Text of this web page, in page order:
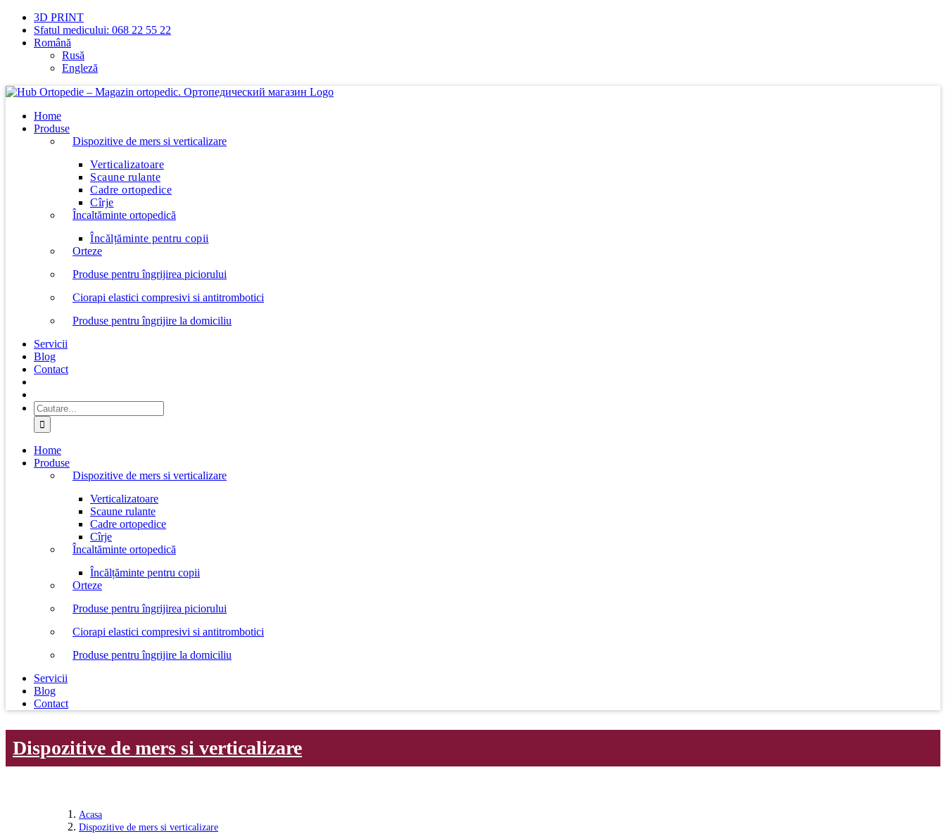
Skip
content
3D PRINT
Sfatul medicului: 068 22 55 22
Română
Rusă
Engleză
Home
Produse
Dispozitive de mers si verticalizare
Verticalizatoare
Scaune rulante
Cadre ortopedice
Cîrje
Încaltăminte ortopedică
Încălțăminte pentru copii
Orteze
Produse pentru îngrijirea piciorului
Ciorapi elastici compresivi si antitrombotici
Produse pentru îngrijire la domiciliu
Servicii
Blog
Contact
Cautare...
Home
Produse
Dispozitive de mers si verticalizare
Verticalizatoare
Scaune rulante
Cadre ortopedice
Cîrje
Încaltăminte ortopedică
Încălțăminte pentru copii
Orteze
Produse pentru îngrijirea piciorului
Ciorapi elastici compresivi si antitrombotici
Produse pentru îngrijire la domiciliu
Servicii
Blog
Contact
Dispozitive de mers si verticalizare
Acasa
Dispozitive de mers si verticalizare